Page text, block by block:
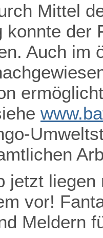
Mittel
konnte der
Auch im
jetzt liegen
vor!
Meldern